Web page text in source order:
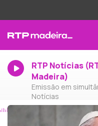
RTP Notícias
Madeira)
Emissão em
Notícias